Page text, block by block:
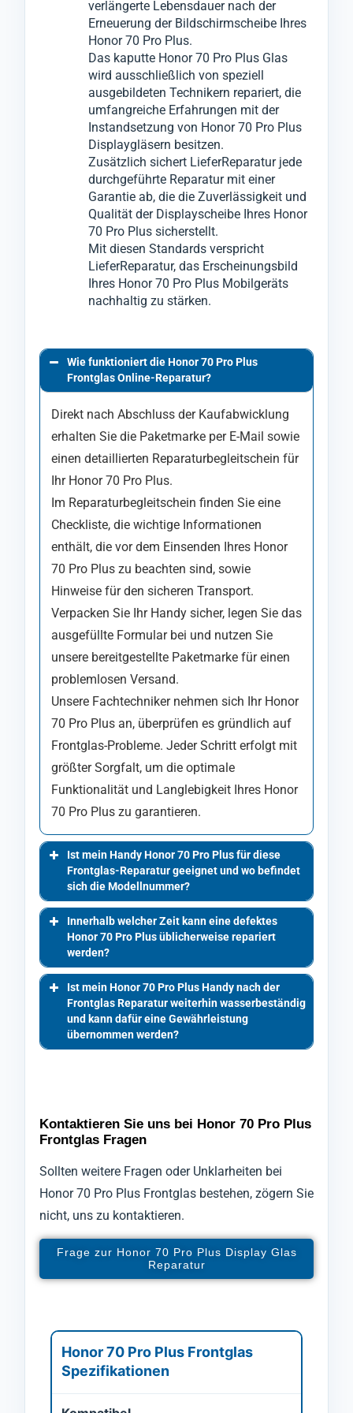
Für den Glas-Austausch wenden wir ein
innovatives Verfahren an, bei dem wir das
zerbrochene Glas vom Honor 70 Pro Plus
entfernen können, ohne das darunter
liegende LCD- oder OLED-Display zu
beschädigen.
Anschließend montieren wir in einem
weiteren speziellen Verfahren das neue Glas
an das Display-Modul vom Honor 70 Pro
verlängerte Lebensdauer nach der
Erneuerung der Bildschirmscheibe Ihres
Honor 70 Pro Plus.
Das kaputte Honor 70 Pro Plus Glas
wird ausschließlich von speziell
ausgebildeten Technikern repariert, die
umfangreiche Erfahrungen mit der
Instandsetzung von Honor 70 Pro Plus
Displaygläsern besitzen.
Zusätzlich sichert LieferReparatur jede
durchgeführte Reparatur mit einer
Garantie ab, die die Zuverlässigkeit und
Qualität der Displayscheibe Ihres Honor
70 Pro Plus sicherstellt.
Mit diesen Standards verspricht
LieferReparatur, das Erscheinungsbild
Ihres Honor 70 Pro Plus Mobilgeräts
nachhaltig zu stärken.
Wie funktioniert die Honor 70 Pro Plus
Frontglas Online-Reparatur?
Direkt nach Abschluss der Kaufabwicklung
erhalten Sie die Paketmarke per E-Mail sowie
einen detaillierten Reparaturbegleitschein für
Ihr Honor 70 Pro Plus.
Im Reparaturbegleitschein finden Sie eine
Checkliste, die wichtige Informationen
enthält, die vor dem Einsenden Ihres Honor
70 Pro Plus zu beachten sind, sowie
Hinweise für den sicheren Transport.
Verpacken Sie Ihr Handy sicher, legen Sie das
ausgefüllte Formular bei und nutzen Sie
unsere bereitgestellte Paketmarke für einen
problemlosen Versand.
Unsere Fachtechniker nehmen sich Ihr Honor
70 Pro Plus an, überprüfen es gründlich auf
Frontglas-Probleme. Jeder Schritt erfolgt mit
größter Sorgfalt, um die optimale
Funktionalität und Langlebigkeit Ihres Honor
70 Pro Plus zu garantieren.
Ist mein Handy Honor 70 Pro Plus für diese
Frontglas-Reparatur geeignet und wo befindet
sich die Modellnummer?
Innerhalb welcher Zeit kann eine defektes
Honor 70 Pro Plus üblicherweise repariert
werden?
Ist mein Honor 70 Pro Plus Handy nach der
Frontglas Reparatur weiterhin wasserbeständig
und kann dafür eine Gewährleistung
übernommen werden?
Kontaktieren Sie uns bei Honor 70 Pro Plus
Frontglas Fragen
Sollten weitere Fragen oder Unklarheiten bei
Honor 70 Pro Plus Frontglas bestehen, zögern Sie
nicht, uns zu kontaktieren.
Frage zur Honor 70 Pro Plus Display Glas
Reparatur
Honor 70 Pro Plus Frontglas
Spezifikationen